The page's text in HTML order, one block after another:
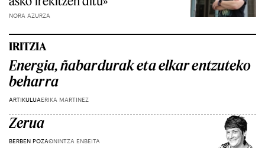
NORA AZURZA
IRITZIA
Energia, ñabardurak eta elkar entzuteko
beharra
ARTIKULUAERIKA MARTINEZ
Zerua
BERBEN POZAONINTZA ENBEITA